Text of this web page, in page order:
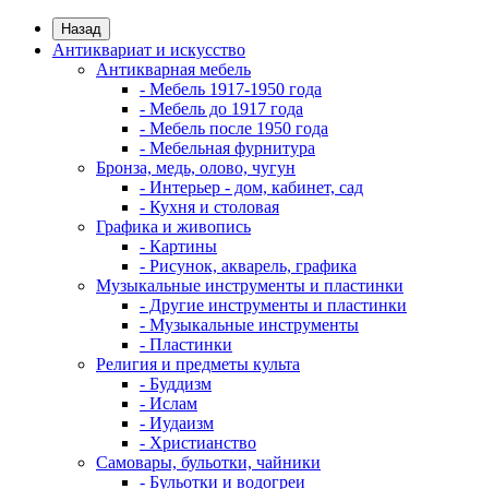
Назад
Антиквариат и искусство
Антикварная мебель
- Мебель 1917-1950 года
- Мебель до 1917 года
- Мебель после 1950 года
- Мебельная фурнитура
Бронза, медь, олово, чугун
- Интерьер - дом, кабинет, сад
- Кухня и столовая
Графика и живопись
- Картины
- Рисунок, акварель, графика
Музыкальные инструменты и пластинки
- Другие инструменты и пластинки
- Музыкальные инструменты
- Пластинки
Религия и предметы культа
- Буддизм
- Ислам
- Иудаизм
- Христианство
Самовары, бульотки, чайники
- Бульотки и водогреи